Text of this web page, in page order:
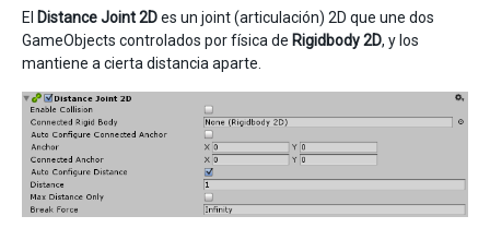
El Distance Joint 2Des un joint (articulación) 2D que une dos
GameObjects controlados por física de Rigidbody 2D, y los
mantiene a cierta distancia aparte.